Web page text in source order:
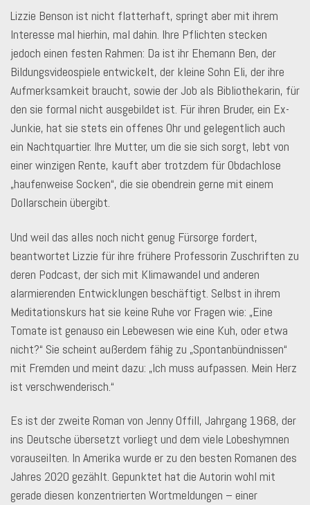
Lizzie Benson ist nicht flatterhaft, springt aber mit ihrem
Interesse mal hierhin, mal dahin. Ihre Pflichten stecken
jedoch einen festen Rahmen: Da ist ihr Ehemann Ben, der
Bildungsvideospiele entwickelt, der kleine Sohn Eli, der ihre
Aufmerksamkeit braucht, sowie der Job als Bibliothekarin, für
den sie formal nicht ausgebildet ist. Für ihren Bruder, ein Ex-
Junkie, hat sie stets ein offenes Ohr und gelegentlich auch
ein Nachtquartier. Ihre Mutter, um die sie sich sorgt, lebt von
einer winzigen Rente, kauft aber trotzdem für Obdachlose
„haufenweise Socken“, die sie obendrein gerne mit einem
Dollarschein übergibt.
Und weil das alles noch nicht genug Fürsorge fordert,
beantwortet Lizzie für ihre frühere Professorin Zuschriften zu
deren Podcast, der sich mit Klimawandel und anderen
alarmierenden Entwicklungen beschäftigt. Selbst in ihrem
Meditationskurs hat sie keine Ruhe vor Fragen wie: „Eine
Tomate ist genauso ein Lebewesen wie eine Kuh, oder etwa
nicht?“ Sie scheint außerdem fähig zu „Spontanbündnissen“
mit Fremden und meint dazu: „Ich muss aufpassen. Mein Herz
ist verschwenderisch.“
Es ist der zweite Roman von Jenny Offill, Jahrgang 1968, der
ins Deutsche übersetzt vorliegt und dem viele Lobeshymnen
vorauseilten. In Amerika wurde er zu den besten Romanen des
Jahres 2020 gezählt. Gepunktet hat die Autorin wohl mit
gerade diesen konzentrierten Wortmeldungen – einer